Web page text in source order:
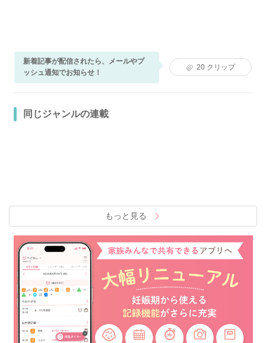
新着記事が配信されたら、メールやプ
ッシュ通知でお知らせ！
20クリップ
同じジャンルの連載
もっと見る